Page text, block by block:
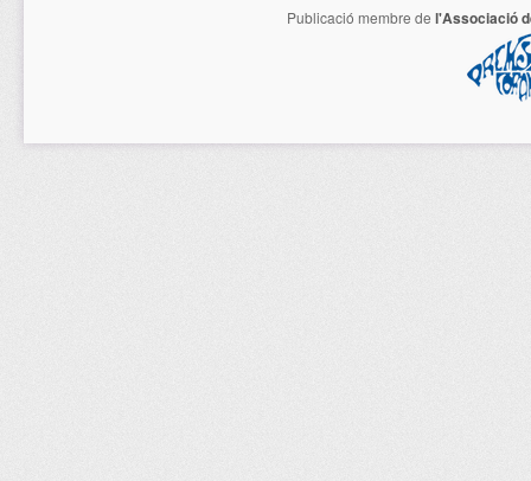
Publicació membre de l'Associació